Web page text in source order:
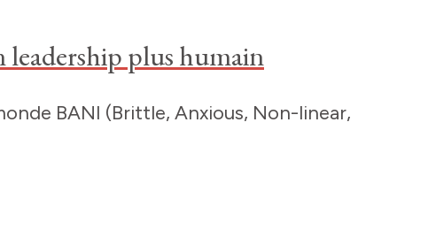
plus humain
BANI (Brittle, Anxious, Non-linear,